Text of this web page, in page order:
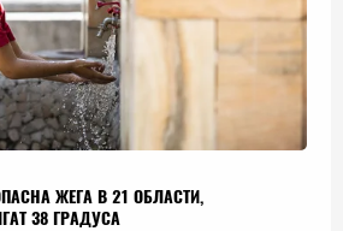
ЖЕГА В 21 ОБЛАСТИ,
38 ГРАДУСА